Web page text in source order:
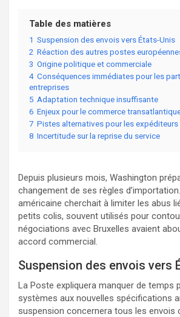
Table des matières
1 Suspension des envois vers États-Unis
2 Réaction des autres postes
3 Origine politique et commerciale
4 Conséquences immédiates pour les
entreprises
5 Adaptation technique insuffisante
6 Enjeux pour le commerce
7 Pistes alternatives pour les expéditeurs
8 Incertitude sur la reprise du service
Depuis plusieurs mois, Washington
changement de ses règles
américaine cherchait à limiter les abus
petits colis, souvent utilisés pour
négociations avec Bruxelles avaient
accord commercial.
Suspension des envois vers
La Poste expliquera manquer de temps
systèmes aux nouvelles spécifications
suspension concernera tous les envois